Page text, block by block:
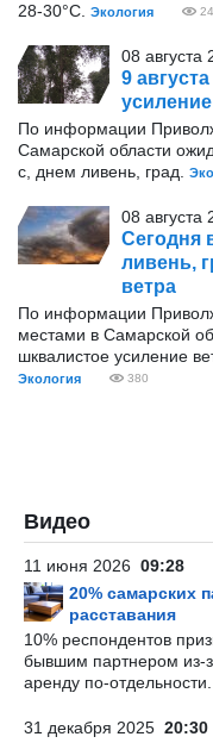
28-30°С.
Экология
08 августа
9
По информации
Самарской области
с, днем ливень, град.
08 августа
Сегодня
ливень,
ветра
По информации
местами в Самарской
шквалистое усиление
Экология 380
Видео
11 июня 2026 09:28
20% самарских
расставания
10% респондентов
бывшим партнером из-
аренду по-отдельности.
31 декабря 2025 20:30